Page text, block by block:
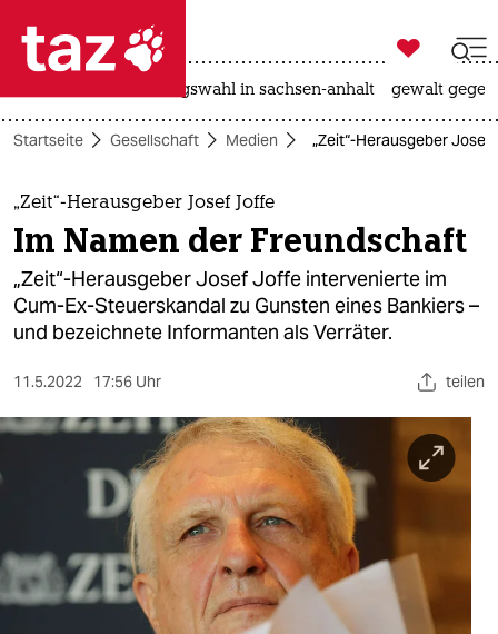
 taz zahl ich
taz zahl ich
themen
politik
öko
nord
wahrheit

taz zahl ich
landtagswahl in sachsen-anhalt gewalt
Startseite Gesellschaft Medien „Zeit“-Herausgeber
„Zeit“-Herausgeber Josef Joffe
Im Namen der Freundschaft
„Zeit“-Herausgeber Josef Joffe intervenierte im
Cum-Ex-Steuerskandal zu Gunsten eines Bankiers –
und bezeichnete Informanten als Verräter.
11.5.2022 17:56 Uhr teilen